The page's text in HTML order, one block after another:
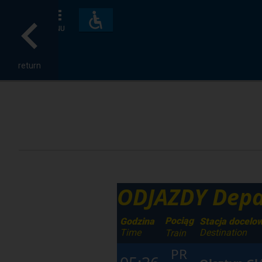
return
MENU
Accessibility
and
ODJAZDY
Godzina
Time
Pociąg
Train
Stacja
Destination
PR